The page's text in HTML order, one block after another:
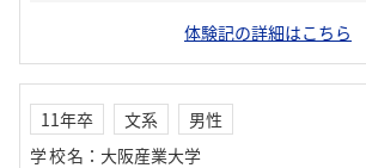
体験記の詳細はこちら
11年卒 文系
男性
学校名 ： 大阪産業大学